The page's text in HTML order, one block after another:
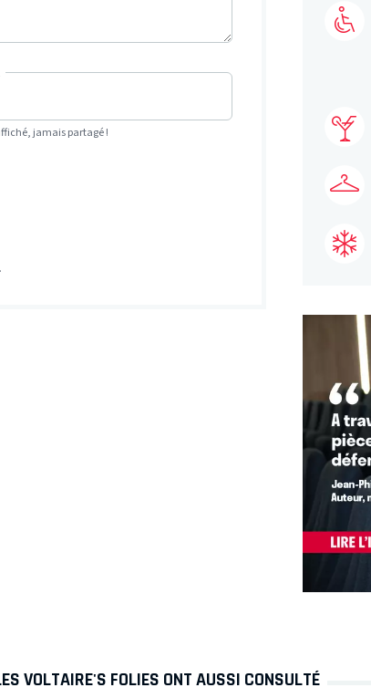
jamais partagé !
VOLTAIRE'S FOLIES ONT AUSSI CONSULTÉ